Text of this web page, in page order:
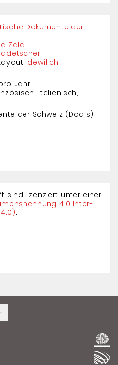
Dokumente der
Zala
dewil.ch
Jahr
italienisch,
der Schweiz (Dodis)
sind lizenziert unter einer
4.0 Inter­
.